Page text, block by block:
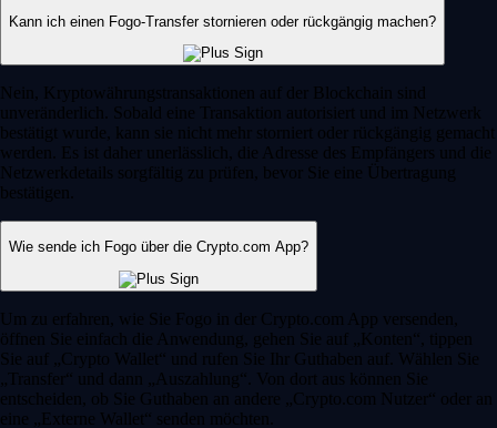
Kann ich einen Fogo-Transfer stornieren oder rückgängig machen?
Nein, Kryptowährungstransaktionen auf der Blockchain sind
unveränderlich. Sobald eine Transaktion autorisiert und im Netzwerk
bestätigt wurde, kann sie nicht mehr storniert oder rückgängig gemacht
werden. Es ist daher unerlässlich, die Adresse des Empfängers und die
Netzwerkdetails sorgfältig zu prüfen, bevor Sie eine Übertragung
bestätigen.
Wie sende ich Fogo über die Crypto.com App?
Um zu erfahren, wie Sie Fogo in der Crypto.com App versenden,
öffnen Sie einfach die Anwendung, gehen Sie auf „Konten“, tippen
Sie auf „Crypto Wallet“ und rufen Sie Ihr Guthaben auf. Wählen Sie
„Transfer“ und dann „Auszahlung“. Von dort aus können Sie
entscheiden, ob Sie Guthaben an andere „Crypto.com Nutzer“ oder an
eine „Externe Wallet“ senden möchten.